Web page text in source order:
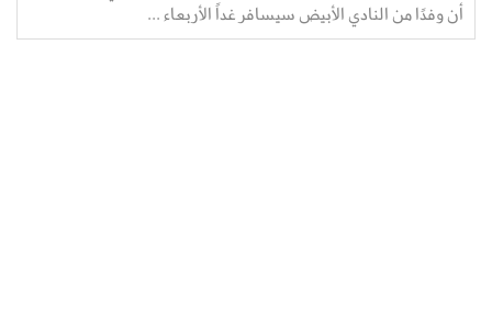
أن وفدًا من النادي الأبيض سيسافر غداً الأربعاء ...